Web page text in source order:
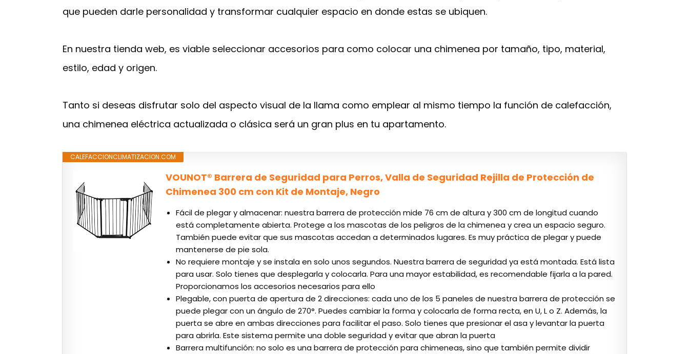
que pueden darle personalidad y transformar cualquier espacio en donde estas se ubiquen.
En nuestra tienda web, es viable seleccionar accesorios para como colocar una chimenea por tamaño, tipo, material,
estilo, edad y origen.
Tanto si deseas disfrutar solo del aspecto visual de la llama como emplear al mismo tiempo la función de calefacción,
una chimenea eléctrica actualizada o clásica será un gran plus en tu apartamento.
CALEFACCIONCLIMATIZACION.COM
VOUNOT® Barrera de Seguridad para Perros, Valla de Seguridad Rejilla de Protección de
Chimenea 300 cm con Kit de Montaje, Negro
Fácil de plegar y almacenar: nuestra barrera de protección mide 76 cm de altura y 300 cm de longitud cuando
está completamente abierta. Protege a los mascotas de los peligros de la chimenea y crea un espacio seguro.
También puede evitar que sus mascotas accedan a determinados lugares. Es muy práctica de plegar y puede
mantenerse de pie sola.
No requiere montaje y se instala en solo unos segundos. Nuestra barrera de seguridad ya está montada. Está lista
para usar. Solo tienes que desplegarla y colocarla. Para una mayor estabilidad, es recomendable fijarla a la pared.
Proporcionamos los accesorios necesarios para ello
Plegable, con puerta de apertura de 2 direcciones: cada uno de los 5 paneles de nuestra barrera de protección se
puede plegar con un ángulo de 270°. Puedes cambiar la forma y colocarla de forma recta, en U, L o Z. Además, la
puerta se abre en ambas direcciones para facilitar el paso. Solo tienes que presionar el asa y levantar la puerta
para abrirla. Este sistema permite una doble seguridad y evitar que abran la puerta
Barrera multifunción: no solo es una barrera de protección para chimeneas, sino que también permite dividir